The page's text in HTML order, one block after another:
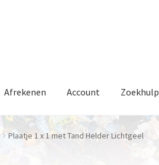
Afrekenen Account Zoekhulp
Plaatje 1 x 1 met Tand Helder Lichtgeel